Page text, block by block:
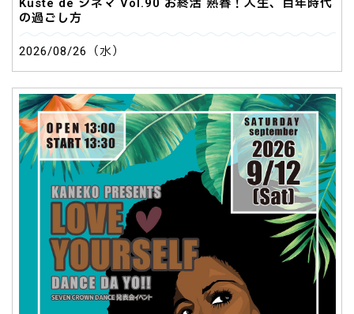
Küste de シネマ Vol.90 お終活 熟春！人生、百年時代
の過ごし方
2026/08/26（水）